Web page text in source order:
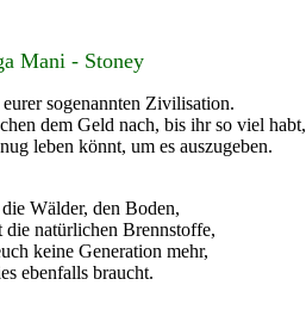
Mani - Stoney
sogenannten Zivilisation.
dem Geld nach, bis ihr so viel habt,
leben könnt, um es auszugeben.
Wälder, den Boden,
die natürlichen Brennstoffe,
keine Generation mehr,
ebenfalls braucht.